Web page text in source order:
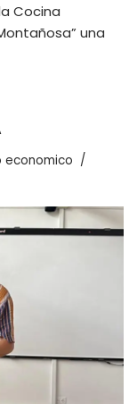
Cocina
una
economico